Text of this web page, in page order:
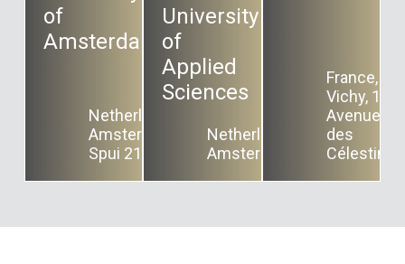
of
Amsterdam
Netherlands,
Amsterdam,
Spui 21
University
of
Applied
Sciences
Netherlands,
Amsterdam
France,
Vichy, 1
Avenue
des
Célestins